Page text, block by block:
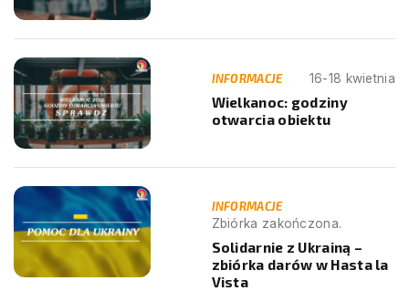
INFORMACJE 16-18 kwietnia
Wielkanoc: godziny
otwarcia obiektu
INFORMACJE
Zbiórka zakończona.
Solidarnie z Ukrainą –
zbiórka darów w Hasta la
Vista